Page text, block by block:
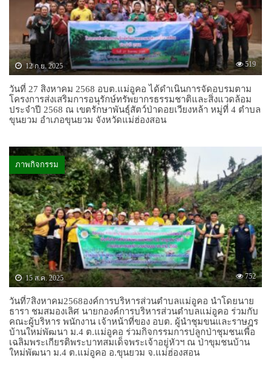
12 ก.ย. 2025 519
วันที่ 27 สิงหาคม 2568 อบต.แม่อูคอ ได้ดำเนินการจัดอบรมตาม
โครงการส่งเสริมการอนุรักษ์ทรัพยากรธรรมชาติและสิ่งแวดล้อม
ประจำปี 2568 ณ เขตรักษาพันธุ์สัตว์ป่าดอยเวียงหล้า หมู่ที่ 4 ตำบล
ขุนยวม อำเภอขุนยวม จังหวัดแม่ฮ่องสอน
ภาพกิจกรรม
15 ส.ค. 2025 752
วันที่7สิงหาคม2568องค์การบริหารส่วนตำบลแม่อูคอ นำโดยนาย
ธารา ชมสมองเลิศ นายกองค์การบริหารส่วนตำบลแม่อูคอ ร่วมกับ
คณะผู้บริหาร พนักงาน เจ้าหน้าที่ของ อบต. ผู้นำชุมขนและราษฎร
บ้านใหม่พัฒนา ม.4 ต.แม่อูคอ ร่วมกิจกรรมการปลูกป่าชุมชนเพื่อ
เฉลิมพระเกียรติพระบาทสมเด็จพระเจ้าอยู่หัวฯ ณ ป่าขุมชนบ้าน
ใหม่พัฒนา ม.4 ต.แม่อูคอ อ.ขุนยวม จ.แม่ฮ่องสอน